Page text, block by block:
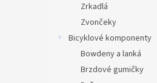
Zrkadlá
Zvončeky
Bicyklové komponenty
Bowdeny a lanká
Brzdové gumičky